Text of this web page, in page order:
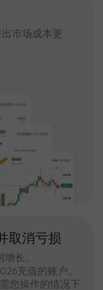
市场成本更
取消亏损
长。
充值的账户。
您操作的情况下